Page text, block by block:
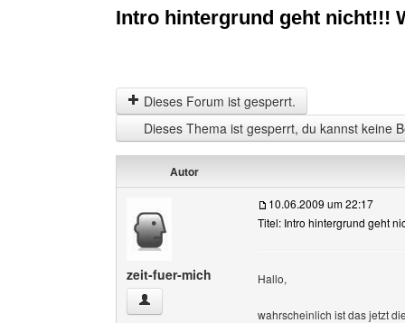
Intro hintergrund geht nicht!!!
Dieses Forum ist gesperrt.
Dieses Thema ist gesperrt, du kannst keine
Autor
zeit-fuer-mich
zeit-fuer-mich Benutzer-Profile anzeigen
10.06.2009 um 22:17
Titel: Intro hintergrund geht
Hallo,
wahrscheinlich ist das jetzt